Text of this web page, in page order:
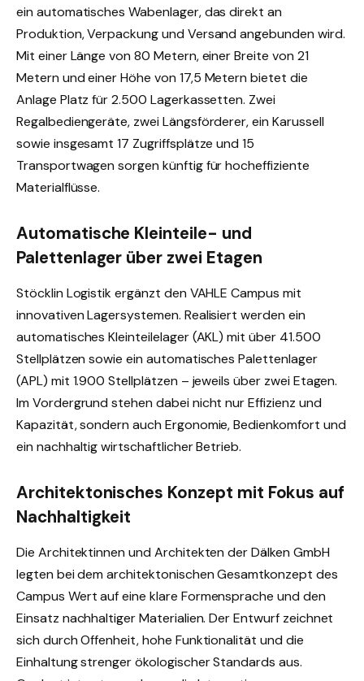
ein automatisches Wabenlager, das direkt an
Produktion, Verpackung und Versand angebunden wird.
Mit einer Länge von 80 Metern, einer Breite von 21
Metern und einer Höhe von 17,5 Metern bietet die
Anlage Platz für 2.500 Lagerkassetten. Zwei
Regalbediengeräte, zwei Längsförderer, ein Karussell
sowie insgesamt 17 Zugriffsplätze und 15
Transportwagen sorgen künftig für hocheffiziente
Materialflüsse.
Automatische Kleinteile- und
Palettenlager über zwei Etagen
Stöcklin Logistik ergänzt den VAHLE Campus mit
innovativen Lagersystemen. Realisiert werden ein
automatisches Kleinteilelager (AKL) mit über 41.500
Stellplätzen sowie ein automatisches Palettenlager
(APL) mit 1.900 Stellplätzen – jeweils über zwei Etagen.
Im Vordergrund stehen dabei nicht nur Effizienz und
Kapazität, sondern auch Ergonomie, Bedienkomfort und
ein nachhaltig wirtschaftlicher Betrieb.
Architektonisches Konzept mit Fokus auf
Nachhaltigkeit
Die Architektinnen und Architekten der Dälken GmbH
legten bei dem architektonischen Gesamtkonzept des
Campus Wert auf eine klare Formensprache und den
Einsatz nachhaltiger Materialien. Der Entwurf zeichnet
sich durch Offenheit, hohe Funktionalität und die
Einhaltung strenger ökologischer Standards aus.